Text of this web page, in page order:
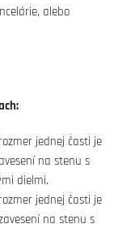
alebo
jednej časti je
na stenu s
dielmi.
jednej časti je
na stenu s